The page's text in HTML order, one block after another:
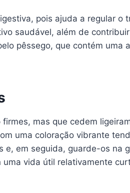
pois ajuda a regular o
saudável, além de
pêssego, que contém
mas que cedem
uma coloração vibrante
em seguida, guarde-os na
vida útil relativamente